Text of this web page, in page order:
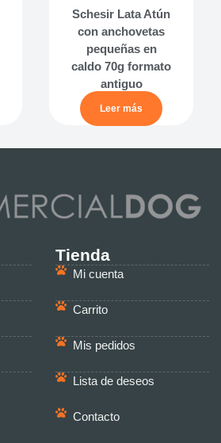
Schesir Lata Atún
con anchovetas
pequeñas en
caldo 70g formato
antiguo
Leer más
Tienda
Mi cuenta
Carrito
Mis pedidos
Lista de deseos
Contacto